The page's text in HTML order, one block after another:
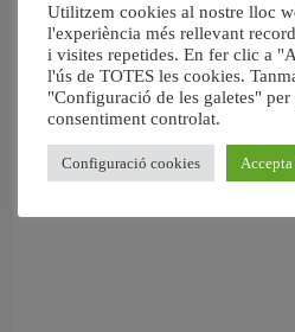
Utilitzem cookies al nostre lloc
l'experiència més rellevant
i visites repetides. En fer clic a
l'ús de TOTES les cookies.
"Configuració de les galetes"
consentiment controlat.
Configuració cookies